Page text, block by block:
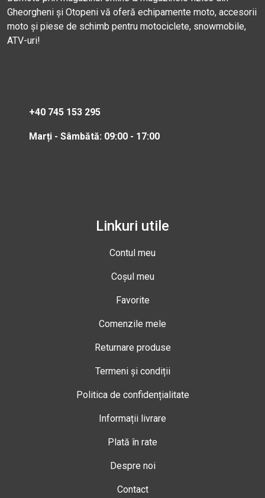
Gheorgheni și Otopeni vă oferă echipamente moto, accesorii
moto și piese de schimb pentru motociclete, snowmobile,
ATV-uri!
+40 745 153 295
Marți - Sâmbătă: 09:00 - 17:00
Linkuri utile
Contul meu
Coșul meu
Favorite
Comenzile mele
Returnare produse
Termeni și condiții
Politica de confidențialitate
Informații livrare
Plată în rate
Despre noi
Contact